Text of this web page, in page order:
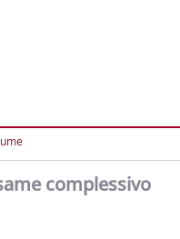
complessivo